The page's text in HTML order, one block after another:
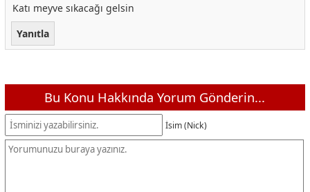
Katı meyve sıkacağı gelsin
Yanıtla
Bu Konu Hakkında Yorum Gönderin...
İsim (Nick)